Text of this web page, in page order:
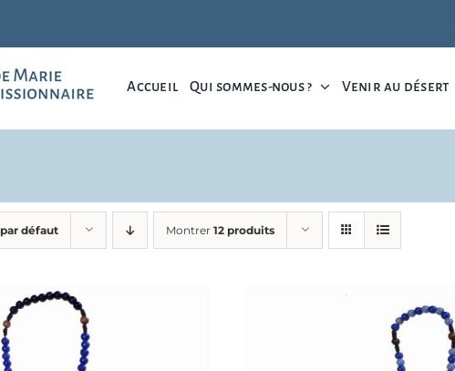
Accueil Qui sommes-nous ? Venir au désert
défaut Montrer 12 produits